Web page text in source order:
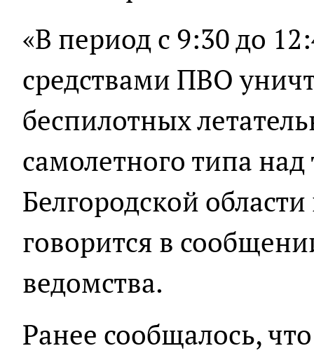
«В период с 9:30 до
средствами ПВО
беспилотных
самолетного типа
Белгородской
говорится в
ведомства.
Ранее сообщалось,